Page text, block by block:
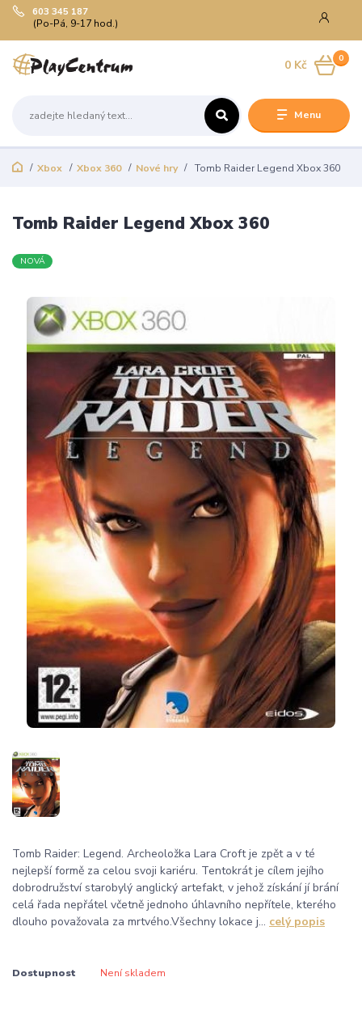
Menu
603 345 187
(Po-Pá, 9-17 hod.)
0
0 Kč
Xbox Xbox 360 Nové hry Tomb Raider Legend Xbox 360
Tomb Raider Legend Xbox 360
NOVÁ
Tomb Raider: Legend. Archeoložka Lara Croft je zpět a v té
nejlepší formě za celou svoji kariéru. Tentokrát je cílem jejího
dobrodružství starobylý anglický artefakt, v jehož získání jí brání
celá řada nepřátel včetně jednoho úhlavního nepřítele, kterého
dlouho považovala za mrtvého.Všechny lokace j... celý popis
Dostupnost Není skladem